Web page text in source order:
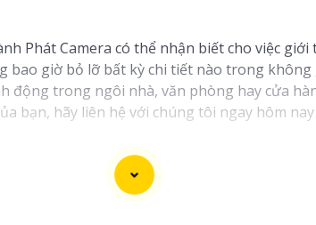
Phát Camera có thể nhận biết cho việc
bao giờ bỏ lỡ bất kỳ chi tiết nào trong
động trong ngôi nhà, văn phòng hay cửa
bạn, hãy liên hệ với chúng tôi ngay hôm
đặt Camera Quay Xoay 360. Nếu bạn